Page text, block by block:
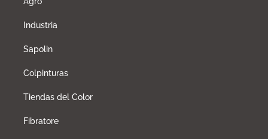
Industria
Sapolin
Colpinturas
Tiendas del Color
Fibratore